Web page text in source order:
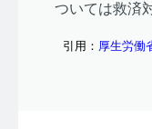
ついては救済
引用： 厚生労働